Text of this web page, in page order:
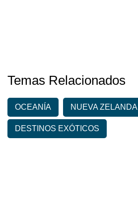
Temas Relacionados
OCEANÍA NUEVA ZELANDA
DESTINOS EXÓTICOS